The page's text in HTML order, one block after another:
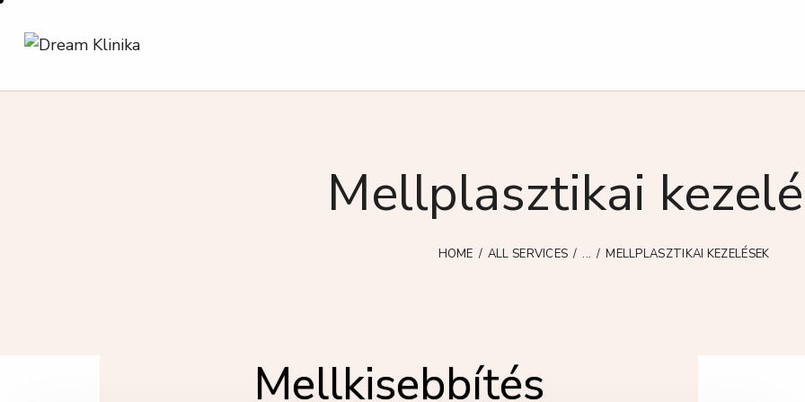
Mellplasztikai
HOME ALL SERVICES ... MELLPLASZTIKAI KEZELÉSEK
Mellkisebbítés